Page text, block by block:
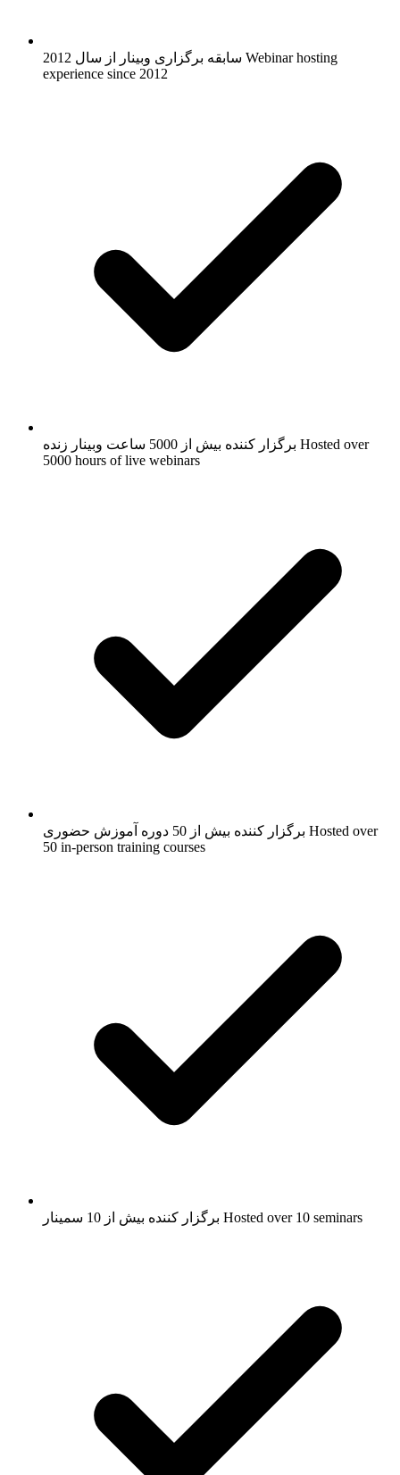
سابقه برگزاری وبینار از سال 2012 Webinar hosting
experience since 2012
برگزار کننده بیش از 5000 ساعت وبینار زنده Hosted over
5000 hours of live webinars
برگزار کننده بیش از 50 دوره آموزش حضوری Hosted over
50 in-person training courses
برگزار کننده بیش از 10 سمینار Hosted over 10 seminars